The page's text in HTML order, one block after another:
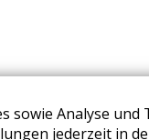
sowie Analyse
jederzeit in